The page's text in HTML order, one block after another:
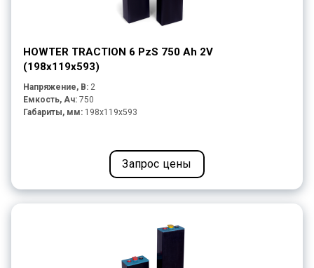
HOWTER TRACTION 6 PzS 750 Ah 2V
(198x119x593)
Напряжение, В: 2
Емкость, Ач: 750
Габариты, мм: 198x119x593
Запрос цены